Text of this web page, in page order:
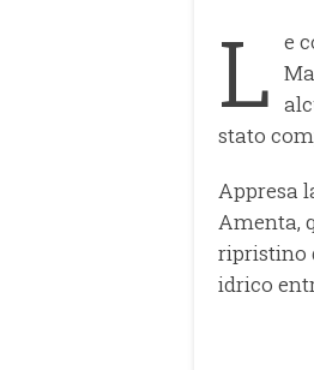
L e
stato
Appresa
Amenta,
ripristino
idrico